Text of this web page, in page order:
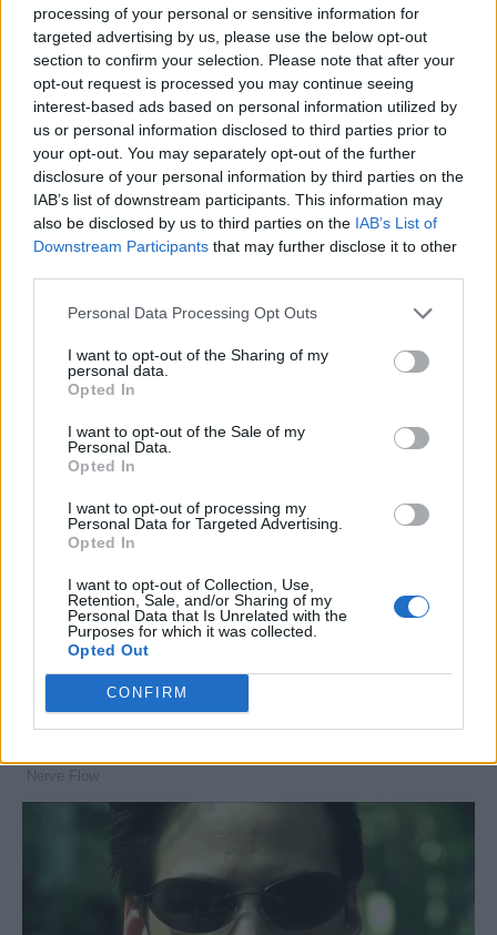
processing of your personal or sensitive information for
targeted advertising by us, please use the below opt-out
section to confirm your selection. Please note that after your
opt-out request is processed you may continue seeing
interest-based ads based on personal information utilized by
us or personal information disclosed to third parties prior to
your opt-out. You may separately opt-out of the further
disclosure of your personal information by third parties on the
IAB’s list of downstream participants. This information may
also be disclosed by us to third parties on the IAB’s List of
Downstream Participants that may further disclose it to other
Personal Data Processing Opt Outs
I want to opt-out of the Sharing of my
personal data.
Opted In
I want to opt-out of the Sale of my
Personal Data.
Opted In
I want to opt-out of processing my
Personal Data for Targeted Advertising.
Opted In
I want to opt-out of Collection, Use,
Retention, Sale, and/or Sharing of my
Personal Data that Is Unrelated with the
Purposes for which it was collected.
Opted Out
CONFIRM
Βουλευτικές εκλογές στην
Κύπρο: Προηγείται το ΔΗΣΥ με
17 έδρες με καταμετρημένο το
50% των ψηφοδελτίων
Βουλευτικές εκλογές στην
Κύπρο - Ν.Χριστοδουλίδης: Η
αποχή δεν είναι επιλογή -
Δηλώσεις αρχηγών κομμάτων
της τηλεόρασης με YouTube
και Netflix - Γράφει ο Σωτήρης